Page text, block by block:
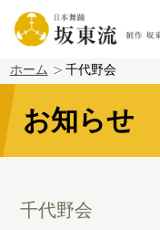
ホーム 千代野会
お知らせ
千代野会